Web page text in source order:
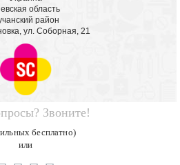
область
район
ул. Соборная, 21
Звоните!
бесплатно)
или